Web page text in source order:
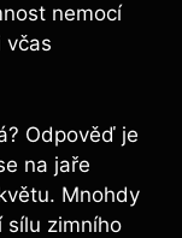
nemocí
včas
Odpověď je
na jaře
Mnohdy
sílu zimního